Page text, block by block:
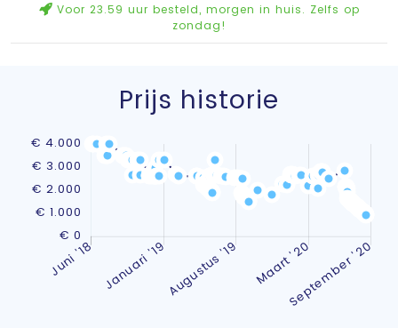
Voor 23.59 uur besteld, morgen in huis. Zelfs op
zondag!
Prijs historie